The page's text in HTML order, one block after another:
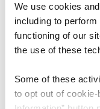
We use cookies
including to
functioning of our
the use of these
Some of these
to opt out of